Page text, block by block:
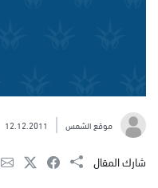
موقع الشمس 12.12.2011
شارك المقال